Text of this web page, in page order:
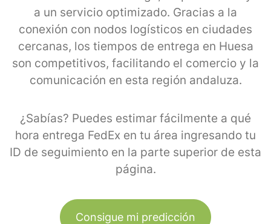
a un servicio optimizado. Gracias a la
conexión con nodos logísticos en ciudades
cercanas, los tiempos de entrega en Huesa
son competitivos, facilitando el comercio y la
comunicación en esta región andaluza.
¿Sabías? Puedes estimar fácilmente a qué
hora entrega FedEx en tu área ingresando tu
ID de seguimiento en la parte superior de esta
página.
Consigue mi predicción